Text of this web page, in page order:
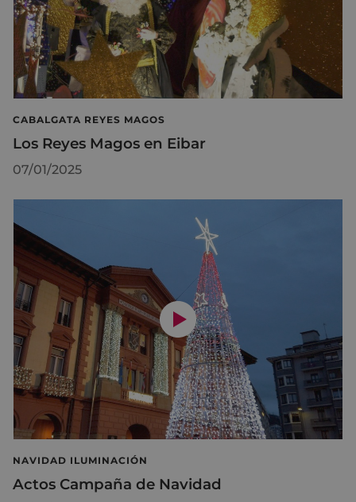
CABALGATA REYES MAGOS
Los Reyes Magos en Eibar
07/01/2025
NAVIDAD ILUMINACIÓN
Actos Campaña de Navidad